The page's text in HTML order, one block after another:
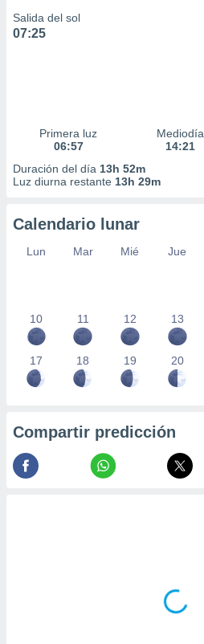
Salida del sol
07:25
Primera luz
06:57
Mediodía
14:21
Duración del día 13h 52m
Luz diurna restante 13h 29m
Calendario lunar
Lun Mar Mié Jue
10 11 12 13
17 18 19 20
Compartir predicción